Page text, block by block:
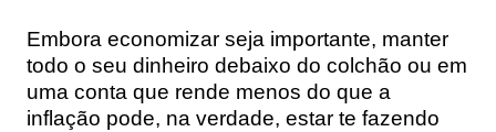
Embora economizar seja importante, manter
todo o seu dinheiro debaixo do colchão ou em
uma conta que rende menos do que a
inflação pode, na verdade, estar te fazendo